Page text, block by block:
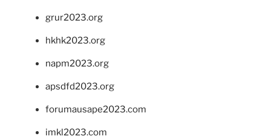
grur2023.org
hkhk2023.org
napm2023.org
apsdfd2023.org
forumausape2023.com
imkl2023.com